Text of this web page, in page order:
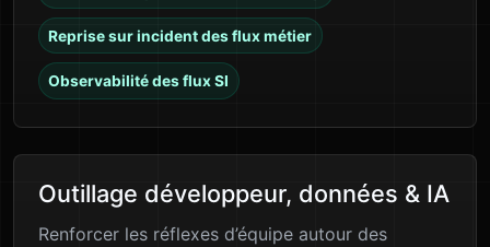
Reprise sur incident des flux métier
Observabilité des flux SI
Outillage développeur, données & IA
Renforcer les réflexes d’équipe autour des